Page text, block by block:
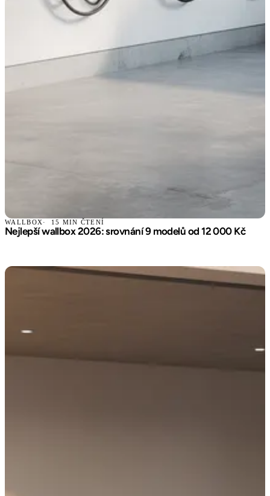
WALLBOX 15 MIN ČTENÍ
Nejlepší wallbox 2026: srovnání 9 modelů od 12 000 Kč